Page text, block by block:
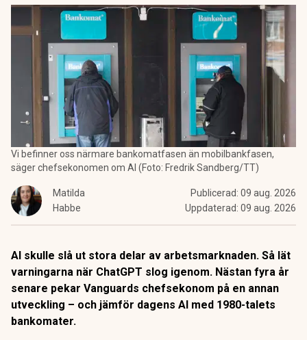
Vi befinner oss närmare bankomatfasen än mobilbankfasen,
säger chefsekonomen om AI (Foto: Fredrik Sandberg/TT)
Matilda
Habbe
Publicerad: 09 aug. 2026
Uppdaterad: 09 aug. 2026
AI skulle slå ut stora delar av arbetsmarknaden. Så lät
varningarna när ChatGPT slog igenom. Nästan fyra år
senare pekar Vanguards chefsekonom på en annan
utveckling – och jämför dagens AI med 1980-talets
bankomater.